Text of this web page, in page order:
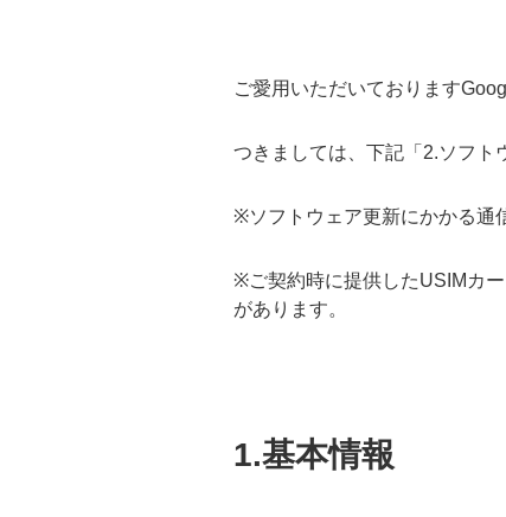
ご愛用いただいております
つきましては、下記「2.ソフト
※ソフトウェア更新にかかる通
※ご契約時に提供したUSIMカ
があります。
1.基本情報